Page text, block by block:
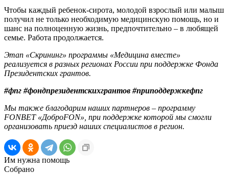
Чтобы каждый ребенок-сирота, молодой взрослый или малыш
получил не только необходимую медицинскую помощь, но и
шанс на полноценную жизнь, предпочтительно – в любящей
семье. Работа продолжается.
Этап «Скрининг» программы «Медицина вместе»
реализуется в разных регионах России при поддержке Фонда
Президентских грантов.
#фпг #фондпрезидентскихгрантов #приподдержкефпг
Мы также благодарим наших партнеров – программу
FONBET «ДоброFON», при поддержке которой мы смогли
организовать приезд наших специалистов в регион.
Им нужна помощь
Собрано